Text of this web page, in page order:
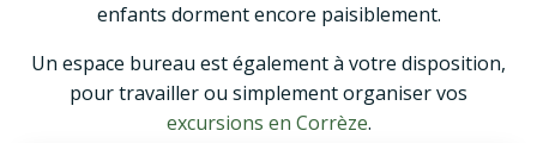
enfants dorment encore paisiblement.
Un espace bureau est également à votre disposition,
pour travailler ou simplement organiser vos
excursions en Corrèze.